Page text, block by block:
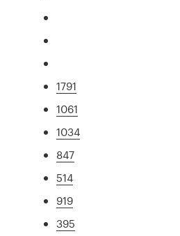
1791
1061
1034
847
514
919
395